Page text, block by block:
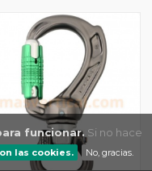
funcionar. Si no hace
las cookies. No, gracias.